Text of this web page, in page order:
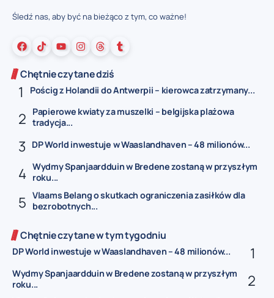
Śledź nas, aby być na bieżąco z tym, co ważne!
Chętnie czytane dziś
Pościg z Holandii do Antwerpii – kierowca zatrzymany...
Papierowe kwiaty za muszelki – belgijska plażowa
tradycja...
DP World inwestuje w Waaslandhaven – 48 milionów...
Wydmy Spanjaardduin w Bredene zostaną w przyszłym
roku...
Vlaams Belang o skutkach ograniczenia zasiłków dla
bezrobotnych...
Chętnie czytane w tym tygodniu
DP World inwestuje w Waaslandhaven – 48 milionów...
Wydmy Spanjaardduin w Bredene zostaną w przyszłym
roku...